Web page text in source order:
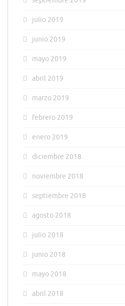
julio 2019
junio 2019
mayo 2019
abril 2019
marzo 2019
febrero 2019
enero 2019
diciembre 2018
noviembre 2018
septiembre 2018
agosto 2018
julio 2018
junio 2018
mayo 2018
abril 2018